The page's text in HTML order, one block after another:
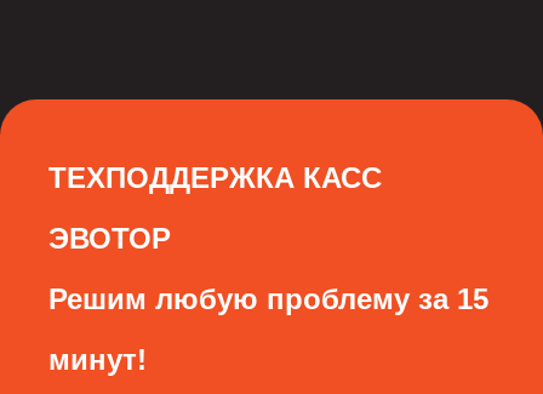
ТЕХПОДДЕРЖКА КАСС
ЭВОТОР
Решим любую проблему за 15
минут!